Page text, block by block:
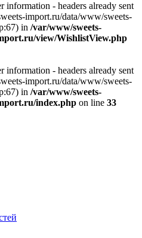
information - headers already sent
import.ru/data/www/sweets-
in /var/www/sweets-
view/WishlistView.php
information - headers already sent
import.ru/data/www/sweets-
in /var/www/sweets-
index.php on line 33